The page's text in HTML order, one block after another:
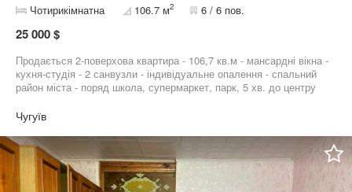
Чотирикімнатна 106.7 м2 6 / 6 пов.
25 000 $
Продається 2-поверхова квартира - 106,7 кв.м - мансардні вікна -
кухня-студія - 2 санвузли - індивідуальне опалення - спальний
район міста - поряд школа, супермаркет, парк, 5 хв. до центру
Чугуїв